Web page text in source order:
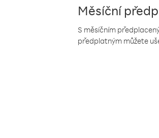
Měsíční
S měsíčním
předplatným můžete